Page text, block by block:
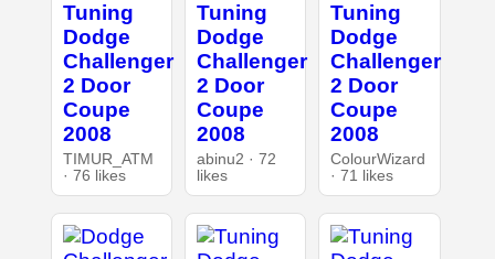
Tuning
Dodge
Challenger
2 Door
Coupe
2008
TIMUR_ATM
· 76 likes
Tuning
Dodge
Challenger
2 Door
Coupe
2008
abinu2 · 72
likes
Tuning
Dodge
Challenger
2 Door
Coupe
2008
ColourWizard
· 71 likes